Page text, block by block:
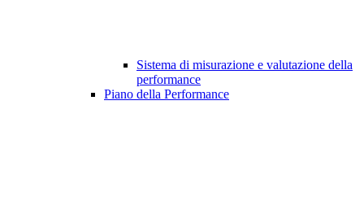
Sistema di misurazione e valutazione della
performance
Piano della Performance